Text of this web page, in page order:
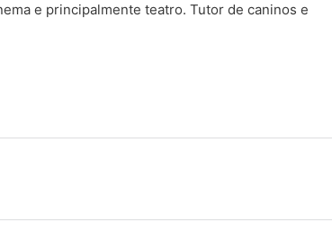
e principalmente teatro. Tutor de caninos e